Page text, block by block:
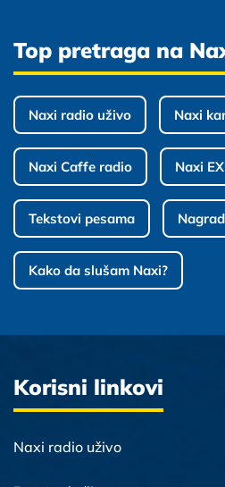
Top pretraga na
Naxi radio uživo Naxi
Naxi Caffe radio Naxi
Tekstovi pesama
Kako da slušam Naxi?
Korisni linkovi
Naxi radio uživo